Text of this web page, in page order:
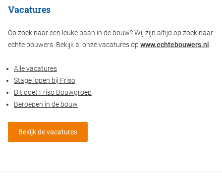
Vacatures
Op zoek naar een leuke baan in de bouw? Wij zijn altijd op zoek naar
echte bouwers. Bekijk al onze vacatures op www.echtebouwers.nl .
Alle vacatures
Stage lopen bij Friso
Dit doet Friso Bouwgroep
Beroepen in de bouw
Bekijk de vacatures